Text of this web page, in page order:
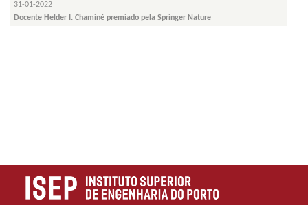
31-01-2022
Docente Helder I. Chaminé premiado pela Springer Nature